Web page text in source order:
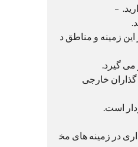
را دارید. –
شوید.
زمینه و مناطق د
می گیرد.
گذاران خارجی
است.
در زمینه های مخ